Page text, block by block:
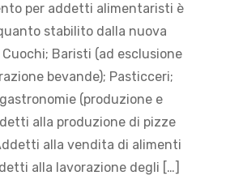
per addetti alimentaristi è
stabilito dalla nuova
Baristi (ad esclusione
bevande); Pasticceri;
(produzione e
alla produzione di pizze
alla vendita di alimenti
alla lavorazione degli […]